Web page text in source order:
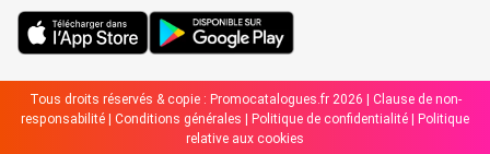
Tous droits réservés & copie : Promocatalogues.fr 2026 | Clause de non-
responsabilité
Conditions générales Politique de confidentialité
Politique
relative aux cookies